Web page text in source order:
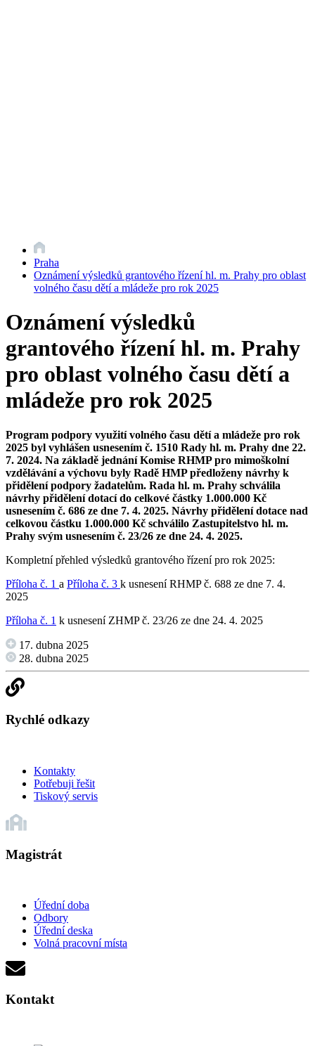
Praha
Oznámení výsledků grantového řízení hl. m. Prahy pro oblast
volného času dětí a mládeže pro rok 2025
Oznámení výsledků
grantového řízení hl. m. Prahy
pro oblast volného času dětí a
mládeže pro rok 2025
Program podpory využití volného času dětí a mládeže pro rok
2025 byl vyhlášen usnesením č. 1510 Rady hl. m. Prahy dne 22.
7. 2024. Na základě jednání Komise RHMP pro mimoškolní
vzdělávání a výchovu byly Radě HMP předloženy návrhy k
přidělení podpory žadatelům. Rada hl. m. Prahy schválila
návrhy přidělení dotací do celkové částky 1.000.000 Kč
usnesením č. 686 ze dne 7. 4. 2025. Návrhy přidělení dotace nad
celkovou částku 1.000.000 Kč schválilo Zastupitelstvo hl. m.
Prahy svým usnesením č. 23/26 ze dne 24. 4. 2025.
Kompletní přehled výsledků grantového řízení pro rok 2025:
Příloha č. 1 a Příloha č. 3 k usnesení RHMP č. 688 ze dne 7. 4.
2025
Příloha č. 1 k usnesení ZHMP č. 23/26 ze dne 24. 4. 2025
17. dubna 2025
28. dubna 2025
Rychlé odkazy
Kontakty
Potřebuji řešit
Tiskový servis
Magistrát
Úřední doba
Odbory
Úřední deska
Volná pracovní místa
Kontakt